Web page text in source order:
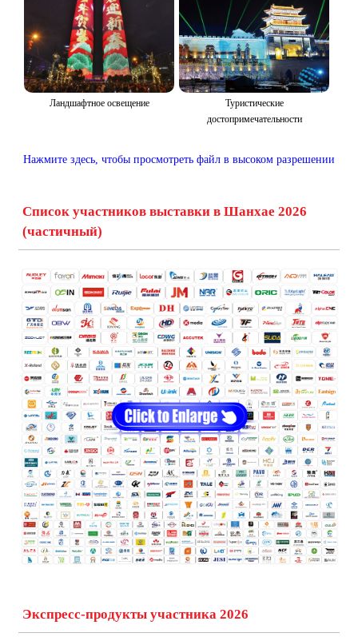
Ландшафтное освещение
Туристические
достопримечательности
Нажмите здесь, чтобы просмотреть файл в высоком разрешении
Список участников выставки в Шанхае 2026
(частичный)
Экспресс-продукты участника 2026